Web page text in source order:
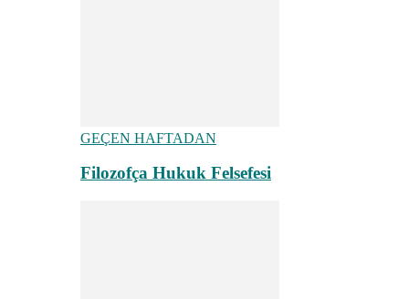
GEÇEN HAFTADAN
Filozofça Hukuk Felsefesi